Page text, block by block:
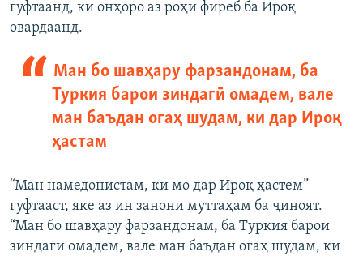
гуфтаанд, ки онҳоро аз роҳи фиреб ба Ироқ
овардаанд.
Ман бо шавҳару фарзандонам, ба
Туркия барои зиндагӣ омадем, вале
ман баъдан огаҳ шудам, ки дар Ироқ
ҳастам
“Ман намедонистам, ки мо дар Ироқ ҳастем” –
гуфтааст, яке аз ин занони муттаҳам ба ҷиноят.
“Ман бо шавҳару фарзандонам, ба Туркия барои
зиндагӣ омадем, вале ман баъдан огаҳ шудам, ки